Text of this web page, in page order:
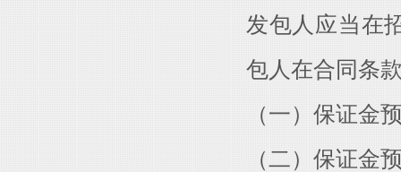
发包人应当在
包人在合同条
（一）保证金
（二）保证金